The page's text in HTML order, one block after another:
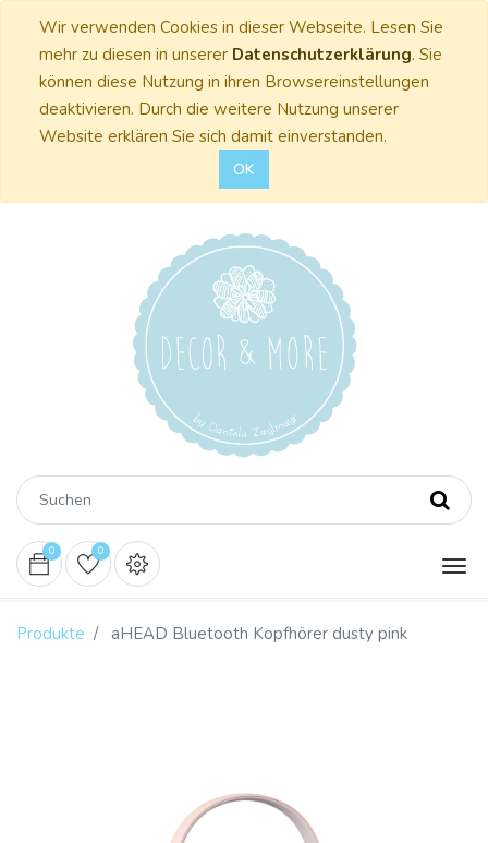
Wir verwenden Cookies in dieser Webseite. Lesen Sie
mehr zu diesen in unserer Datenschutzerklärung. Sie
können diese Nutzung in ihren Browsereinstellungen
deaktivieren. Durch die weitere Nutzung unserer
Website erklären Sie sich damit einverstanden.
OK
0 0
Produkte aHEAD Bluetooth Kopfhörer dusty pink